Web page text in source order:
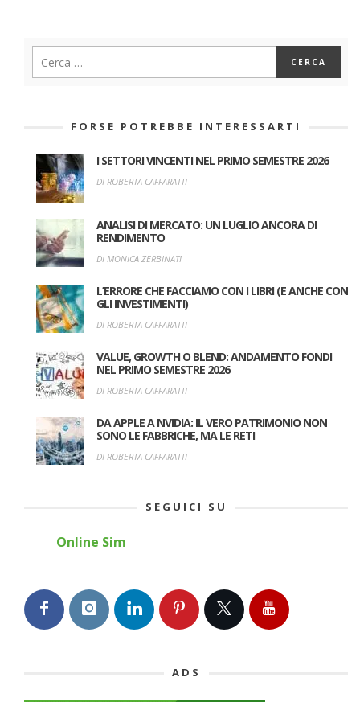
FORSE POTREBBE INTERESSARTI
I SETTORI VINCENTI NEL PRIMO SEMESTRE 2026
DI ROBERTA CAFFARATTI
ANALISI DI MERCATO: UN LUGLIO ANCORA DI
RENDIMENTO
DI MONICA ZERBINATI
L’ERRORE CHE FACCIAMO CON I LIBRI (E ANCHE CON
GLI INVESTIMENTI)
DI ROBERTA CAFFARATTI
VALUE, GROWTH O BLEND: ANDAMENTO FONDI
NEL PRIMO SEMESTRE 2026
DI ROBERTA CAFFARATTI
DA APPLE A NVIDIA: IL VERO PATRIMONIO NON
SONO LE FABBRICHE, MA LE RETI
DI ROBERTA CAFFARATTI
SEGUICI SU
Online Sim
ADS